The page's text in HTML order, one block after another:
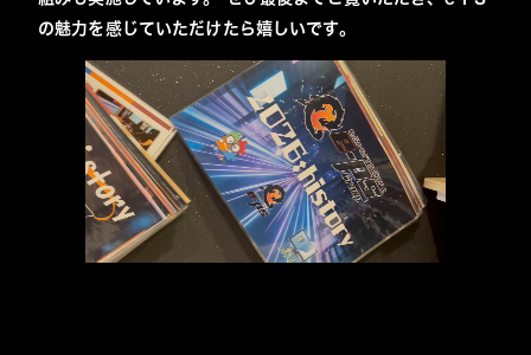
の魅力を感じていただけたら嬉しいです。